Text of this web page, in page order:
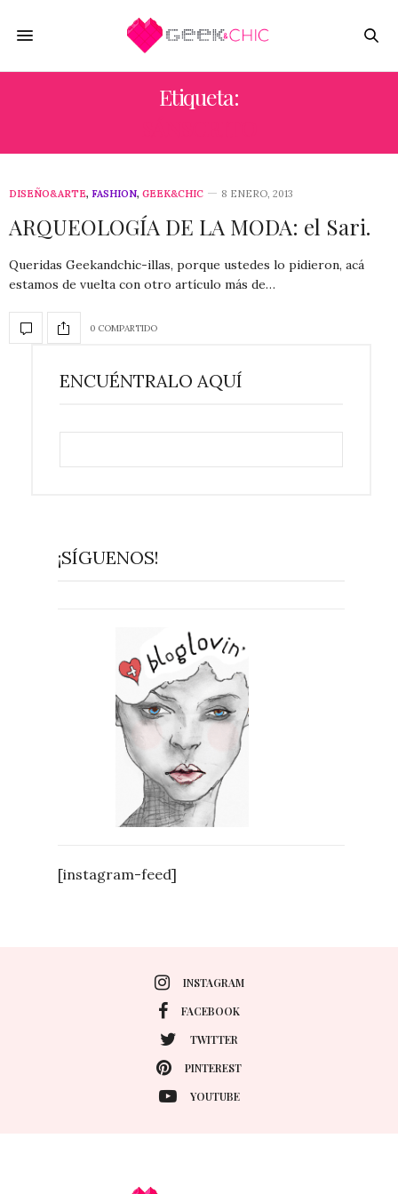
Etiqueta:
DISEÑO&ARTE, FASHION, GEEK&CHIC 8 ENERO, 2013
ARQUEOLOGÍA DE LA MODA: el Sari.
Queridas Geekandchic-illas, porque ustedes lo pidieron, acá
estamos de vuelta con otro artículo más de…
0 COMPARTIDO
ENCUÉNTRALO AQUÍ
¡SÍGUENOS!
[instagram-feed]
INSTAGRAM
FACEBOOK
TWITTER
PINTEREST
YOUTUBE